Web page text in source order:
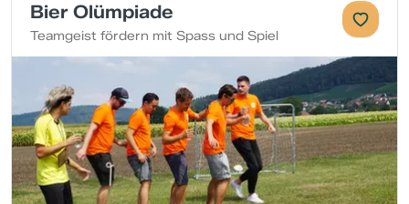
Bier Olümpiade
Teamgeist fördern mit Spass und Spiel